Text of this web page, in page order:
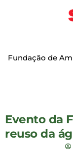
Fundação de
Evento da
reuso da